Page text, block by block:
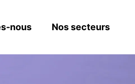
nous Nos secteurs